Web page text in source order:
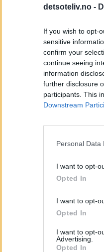
detsoteliv.no -
If you wish to opt-
sensitive
confirm your
continue seeing
information
further disclosure
participants. This
Downstream
Personal Data
I want to opt-
Opted In
I want to opt-
Opted In
I want to opt-
Advertising.
Opted In